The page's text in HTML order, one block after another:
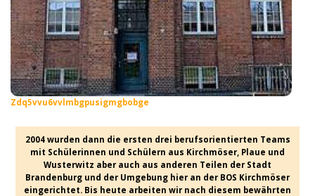
Zdq5vvu6vvlmbgpusigmgbobge
2004 wurden dann die ersten drei berufsorientierten Teams
mit Schülerinnen und Schülern aus Kirchmöser, Plaue und
Wusterwitz aber auch aus anderen Teilen der Stadt
Brandenburg und der Umgebung hier an der BOS Kirchmöser
eingerichtet. Bis heute arbeiten wir nach diesem bewährten